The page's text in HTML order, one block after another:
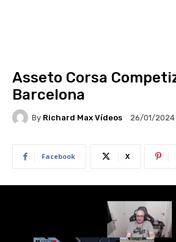
Asseto Corsa
Barcelona
By Richard Max Vídeos 26/01/2024
Facebook X